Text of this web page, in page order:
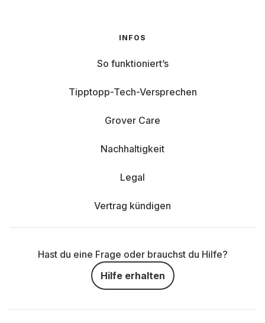
INFOS
So funktioniert’s
Tipptopp-Tech-Versprechen
Grover Care
Nachhaltigkeit
Legal
Vertrag kündigen
Hast du eine Frage oder brauchst du Hilfe?
Hilfe erhalten